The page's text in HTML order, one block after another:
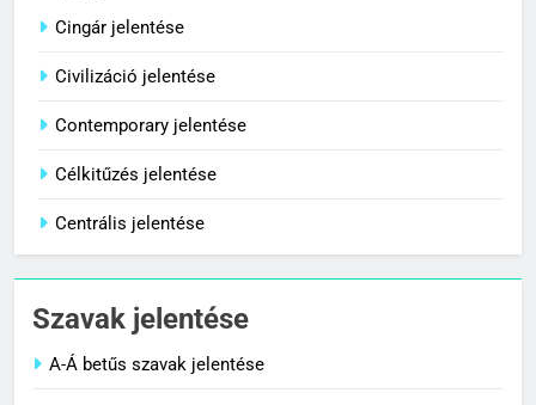
2
Civilizáció jelentése
Contemporary jelentése
C BETŰS SZAVAK JELENTÉSE
Cingár jelentése
Civilizáció jelentése
Contemporary jelentése
Célkitűzés jelentése
Centrális jelentése
Szavak jelentése
A-Á betűs szavak jelentése